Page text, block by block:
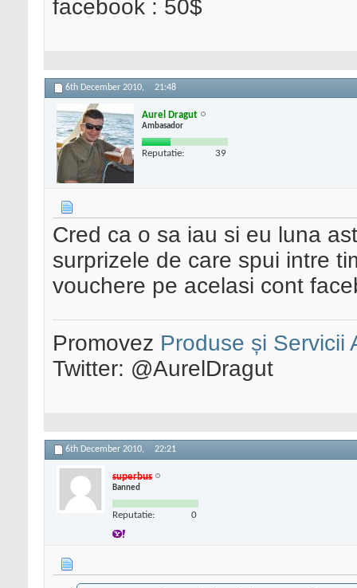
facebook : 50$
6th December 2010, 21:48
Aurel Dragut
Ambasador
Reputatie: 39
Cred ca o sa iau si eu luna
surprizele de care spui intre
vouchere pe acelasi cont
Promovez Produse și Servicii
Twitter: @AurelDragut
6th December 2010, 22:21
superbus
Banned
Reputatie: 0